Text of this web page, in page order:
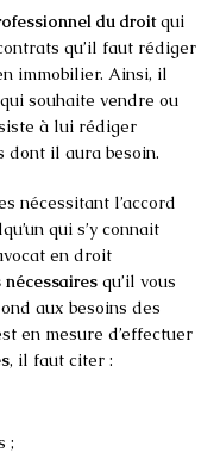
du droitqui
qu’il faut rédiger
immobilier. Ainsi, il
souhaite vendre ou
à lui rédiger
dont il aura besoin.
nécessitant l’accord
qui s’y connait
en droit
nécessaires qu’il vous
aux besoins des
en mesure d’effectuer
, il faut citer :
;